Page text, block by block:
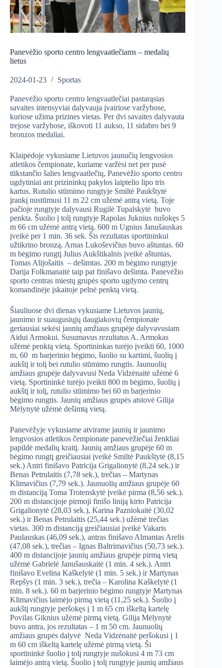
Panevėžio sporto centro lengvaatlečiams – medalių
lietus
2024-01-23 Sportas
Panevėžio sporto centro lengvaatlečiai pastarąsias
savaites intensyviai dalyvauja įvairiose varžybose,
kuriose užima prizines vietas. Per dvi savaites dalyvauta
trejose varžybose, iškovoti 11 aukso, 11 sidabro bei 9
bronzos medaliai.
Klaipėdoje vykusiame Lietuvos jaunučių lengvosios
atletikos čempionate, kuriame varžėsi net per pusė
tūkstančio šalies lengvaatlečių, Panevėžio sporto centro
ugdytiniai ant prizininkų pakylos laiptelio lipo tris
kartus. Rutulio stūmimo rungtyje Smiltė Paukštytė
įrankį nustūmusi 11 m 22 cm užėmė antrą vietą. Toje
pačioje rungtyje dalyvausi Rugilė Tupalskytė buvo
penkta. Šuolio į tolį rungtyje Rapolas Juknius nušokęs 5
m 66 cm užėmė antrą vietą. 600 m Ugnius Janušauskas
įveikė per 1 min. 36 sek. Šis rezultatas sportininkui
užtikrino bronzą. Arnas Lukoševičius buvo aštuntas. 60
m bėgimo rungtį Julius Aukštikalnis įveikė aštuntas,
Tomas Alijošaitis – dešimtas. 200 m bėgimo rungtyje
Darija Folkmanaitė taip pat finišavo dešimta. Panevėžio
sporto centras miestų grupės sporto ugdymo centrų
komandinėje įskaitoje pelnė penktą vietą.
Šiauliuose dvi dienas vykusiame Lietuvos jaunių,
jaunimo ir suaugusiųjų daugiakovių čempionate
geriausiai sekėsi jaunių amžiaus grupėje dalyvavusiam
Aidui Armokui. Susumavus rezultatus A. Armokas
užėmė penktą vietą. Sportininkas turėjo įveikti 60, 1000
m, 60 m barjerinio bėgimo, šuolio su kartimi, šuolių į
aukštį ir tolį bei rutulio stūmimo rungtis. Jaunuolių
amžiaus grupėje dalyvavusi Neda Vidzėnaitė užėmė 6
vietą. Sportininkė turėjo įveikti 800 m bėgimo, šuolių į
aukštį ir tolį, rutulio stūmimo bei 60 m barjerinio
bėgimo rungtis. Jaunių amžiaus grupės atstovė Gilija
Mėlynytė užėmė dešimtą vietą.
Panevėžyje vykusiame atvirame jaunių ir jaunimo
lengvosios atletikos čempionate panevėžiečiai ženkliai
papildė medalių kraitį. Jaunių amžiaus grupėje 60 m
bėgimo rungtį greičiausiai įveikė Smiltė Paukštytė (8,15
sek.) Antri finišavo Patricija Grigalionytė (8,24 sek.) ir
Benas Petrulaitis (7,78 sek.), trečias – Martynas
Klimavičius (7,79 sek.). Jaunuolių amžiaus grupėje 60
m distanciją Toma Trotenskytė įveikė pirma (8,56 sek.).
200 m distancijoje pirmoji finišo liniją kirto Patricija
Grigalionytė (28,03 sek.), Karina Pazniokaitė (30,02
sek.) ir Benas Petrulaitis (25,44 sek.) užėmė trečias
vietas. 300 m distanciją greičiausiai įveikė Vakaris
Paulauskas (46,09 sek.), antras finišavo Almantas Arelis
(47,08 sek.), trečias – Ignas Baltrimavičius (50,73 sek.).
400 m distancijoje jaunių amžiaus grupėje pirmą vietą
užėmė Gabrielė Janušauskaitė (1 min. 4 sek.). Antri
finišavo Evelina Kaškelytė (1 min. 5 sek.) ir Martynas
Repšys (1 min. 3 sek.), trečia – Karolina Kaškelytė (1
min. 8 sek.). 60 m barjerinio bėgimo rungtyje Martynas
Klimavičius laimėjo pirmą vietą (11,25 sek.). Šuolio į
aukštį rungtyje peršokęs į 1 m 65 cm iškeltą kartelę
Povilas Giknius užėmė pirmą vietą. Gilija Mėlynytė
buvo antra, jos rezultatas – 1 m 50 cm. Jaunuolių
amžiaus grupės dalyvė Neda Vidzėnaitė peršokusi į 1
m 60 cm iškeltą kartelę užėmė pirmą vietą. Ši
sportininkė šuolio į tolį rungtyje nušokusi 4 m 73 cm
laimėjo antrą vietą. Šuolio į tolį rungtyje jaunių amžiaus